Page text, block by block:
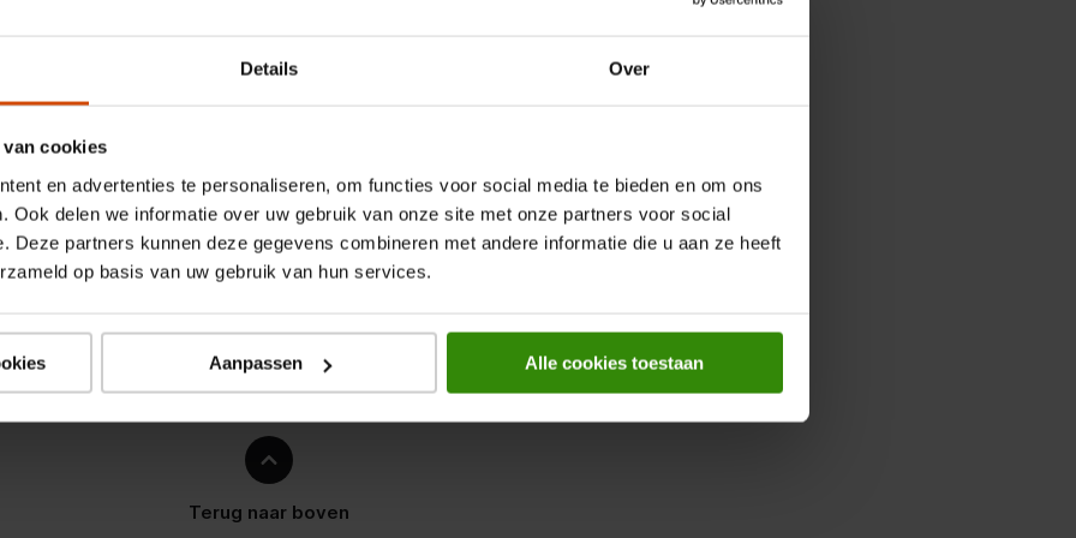
Details Over
cookies
en advertenties te personaliseren, om functies voor social media te bieden en om ons
Ook delen we informatie over uw gebruik van onze site met onze partners voor social
Deze partners kunnen deze gegevens combineren met andere informatie die u aan ze heeft
op basis van uw gebruik van hun services.
Aanpassen Alle cookies toestaan
Terug naar boven